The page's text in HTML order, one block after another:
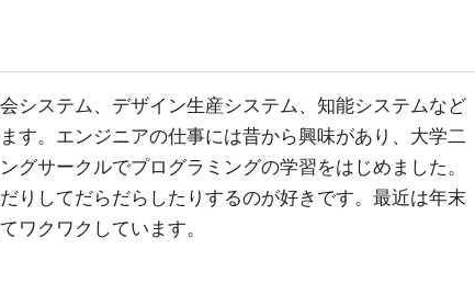
システム、デザイン生産システム、知能システムなど
す。エンジニアの仕事には昔から興味があり、大学二
グサークルでプログラミングの学習をはじめました。
りしてだらだらしたりするのが好きです。最近は年末
ワクワクしています。